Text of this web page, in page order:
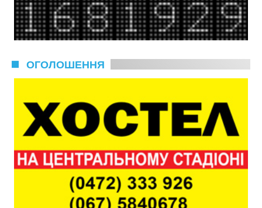
ОГОЛОШЕННЯ